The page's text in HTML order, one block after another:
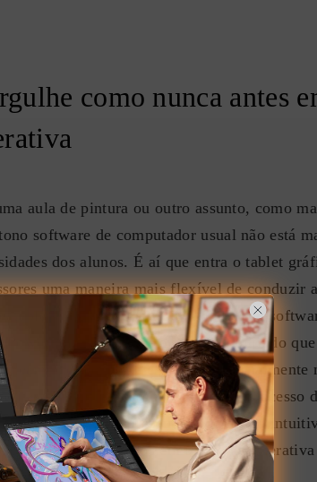
como nunca antes
aula de pintura ou outro assunto, como
software de computador usual não está
dos alunos. É aí que entra o tablet
uma maneira mais flexível de conduzir
tablets/telas suportam tinta digital no
PowerPoint, OneNote e mais, permitindo que
com tinta e apresente visualmente
permitindo assim o fluxo do processo
criativas. Foi apresentado de forma
e mergulhe os alunos em uma aula